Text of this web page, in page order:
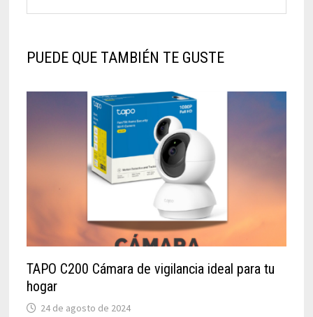
PUEDE QUE TAMBIÉN TE GUSTE
TAPO C200 Cámara de vigilancia ideal para tu
hogar
24 de agosto de 2024